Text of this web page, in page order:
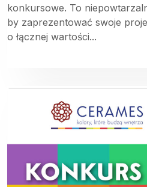
konkursowe. To
by zaprezentować swoje
o łącznej wartości...